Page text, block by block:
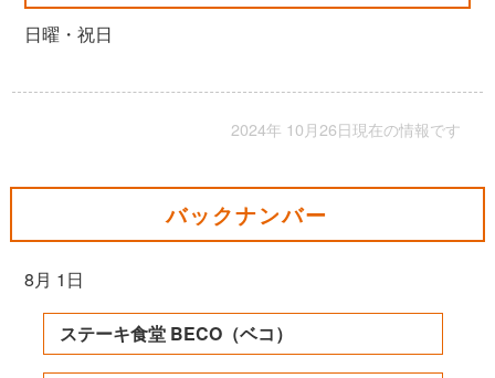
日曜・祝日
2024年 10月26日現在の情報です
バックナンバー
8月 1日
ステーキ食堂 BECO（ベコ）